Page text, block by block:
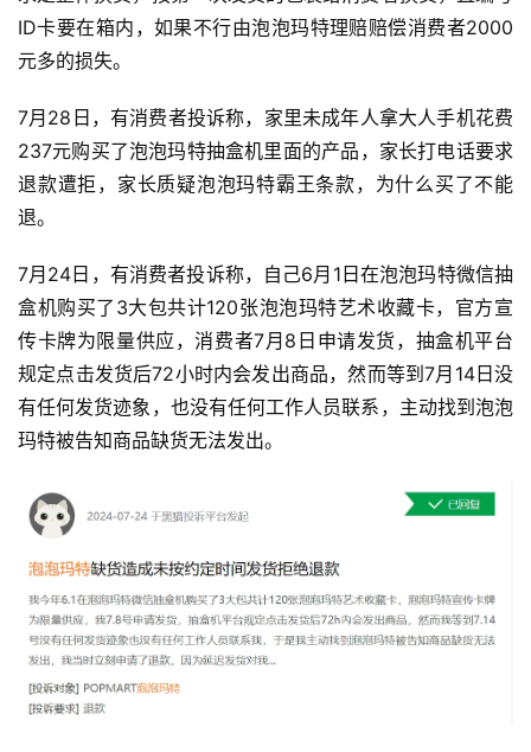
ID卡要在箱内，如果不行由泡泡玛特理赔赔偿消费者2000
元多的损失。
7月28日，有消费者投诉称，家里未成年人拿大人手机花费
237元购买了泡泡玛特抽盒机里面的产品，家长打电话要求
退款遭拒，家长质疑泡泡玛特霸王条款，为什么买了不能
退。
7月24日，有消费者投诉称，自己6月1日在泡泡玛特微信抽
盒机购买了3大包共计120张泡泡玛特艺术收藏卡，官方宣
传卡牌为限量供应，消费者7月8日申请发货，抽盒机平台
规定点击发货后72小时内会发出商品，然而等到7月14日没
有任何发货迹象，也没有任何工作人员联系，主动找到泡泡
玛特被告知商品缺货无法发出。